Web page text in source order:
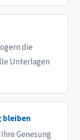
die
Unterlagen
bleiben
Genesung